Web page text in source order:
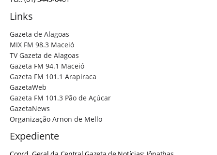
Links
Gazeta de Alagoas
MIX FM 98.3 Maceió
TV Gazeta de Alagoas
Gazeta FM 94.1 Maceió
Gazeta FM 101.1 Arapiraca
GazetaWeb
Gazeta FM 101.3 Pão de Açúcar
GazetaNews
Organização Arnon de Mello
Expediente